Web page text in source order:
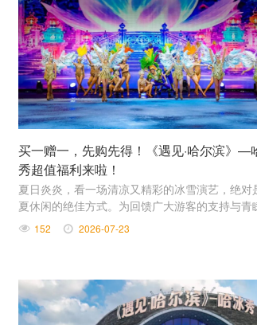
买一赠一，先购先得！《遇见·哈尔滨》—
秀超值福利来啦！
夏日炎炎，看一场清凉又精彩的冰雪演艺，绝对
夏休闲的绝佳方式。为回馈广大游客的支持与青
《遇见·哈尔滨》—哈冰秀推出超值特惠福利，
家共赏冰雪视听盛宴。
152 2026-07-23